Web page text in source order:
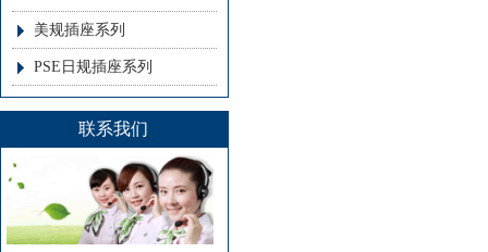
美规插座系列
PSE日规插座系列
联系我们